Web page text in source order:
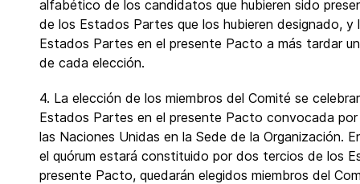
alfabético de los candidatos que hubieren sido
de los Estados Partes que los hubieren designado, y
Estados Partes en el presente Pacto a más tardar
de cada elección.
4. La elección de los miembros del Comité se
Estados Partes en el presente Pacto convocada por
las Naciones Unidas en la Sede de la Organización.
el quórum estará constituido por dos tercios de los
presente Pacto, quedarán elegidos miembros del